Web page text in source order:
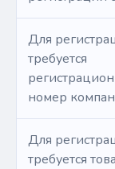
Для
требуется
номер
Для
требуется